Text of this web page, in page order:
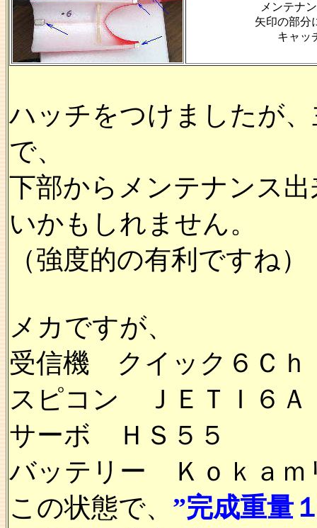
メンテナ
矢印の部分
キャッ
ハッチをつけましたが
で、
下部からメンテナンス
いかもしれません。
（強度的の有利ですね）
メカですが、
受信機 クイック６Ｃｈ
スピコン ＪＥＴＩ６Ａ
サーボ ＨＳ５５
バッテリー Ｋｏｋａｍ
この状態で、 ”完成重量